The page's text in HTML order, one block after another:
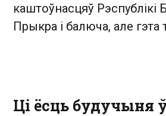
каштоўнасцяў Рэспублікі
Прыкра і балюча, але гэта
Ці ёсць будучыня